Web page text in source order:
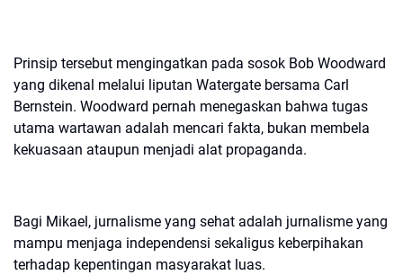
Prinsip tersebut mengingatkan pada sosok Bob Woodward
yang dikenal melalui liputan Watergate bersama Carl
Bernstein. Woodward pernah menegaskan bahwa tugas
utama wartawan adalah mencari fakta, bukan membela
kekuasaan ataupun menjadi alat propaganda.
Bagi Mikael, jurnalisme yang sehat adalah jurnalisme yang
mampu menjaga independensi sekaligus keberpihakan
terhadap kepentingan masyarakat luas.